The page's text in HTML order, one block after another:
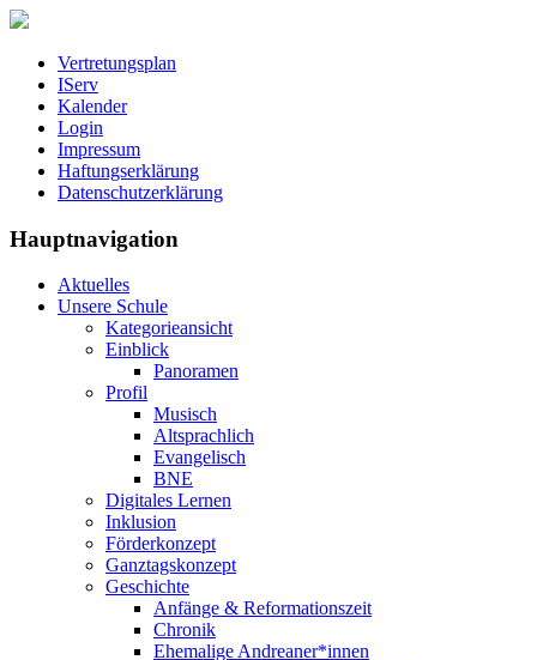
Vertretungsplan
IServ
Kalender
Login
Impressum
Haftungserklärung
Datenschutzerklärung
Hauptnavigation
Aktuelles
Unsere Schule
Kategorieansicht
Einblick
Panoramen
Profil
Musisch
Altsprachlich
Evangelisch
BNE
Digitales Lernen
Inklusion
Förderkonzept
Ganztagskonzept
Geschichte
Anfänge & Reformationszeit
Chronik
Ehemalige Andreaner*innen